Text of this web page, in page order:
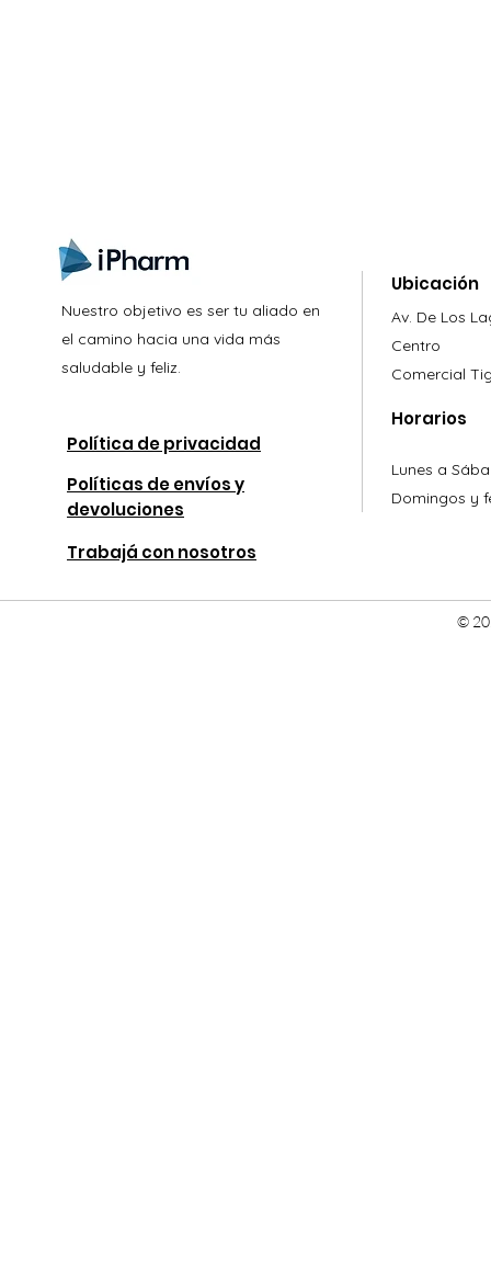
Nuestro objetivo es ser tu aliado en
el camino hacia una vida más
saludable y feliz.
Política de privacidad
Políticas de envíos y
devoluciones
Trabajá con nosotros
Ubicación
Av. De Los
Centro
Comercial
Horarios
Lunes a
Domingos y
©